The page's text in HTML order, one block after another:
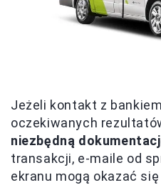
Jeżeli kontakt z
oczekiwanych
niezbędną
transakcji, e-maile od
ekranu mogą okazać